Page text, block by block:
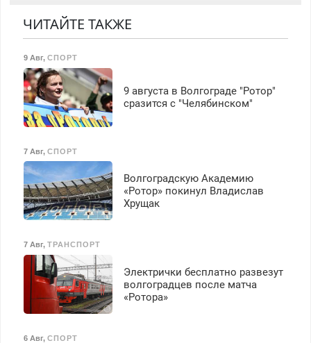
Пенсионерам – скидки до
ЧИТАЙТЕ ТАКЖЕ
9 Авг, СПОРТ
9 августа в Волгограде "Ротор"
сразится с "Челябинском"
7 Авг, СПОРТ
Волгоградскую Академию
«Ротор» покинул Владислав
Хрущак
7 Авг, ТРАНСПОРТ
Электрички бесплатно развезут
волгоградцев после матча
«Ротора»
6 Авг, СПОРТ